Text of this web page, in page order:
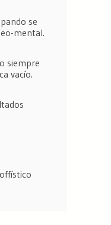
se
mental.
siempre
vacío.